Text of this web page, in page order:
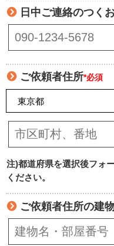
日中ご連絡のつく
ご依頼者住所*必須
注)都道府県を選択後フォ
ください。
ご依頼者住所の建